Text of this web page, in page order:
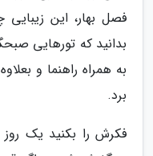
فصل بهار، این
بدانید که تورهایی
به همراه راهنما و
برد.
فکرش را بکنید یک